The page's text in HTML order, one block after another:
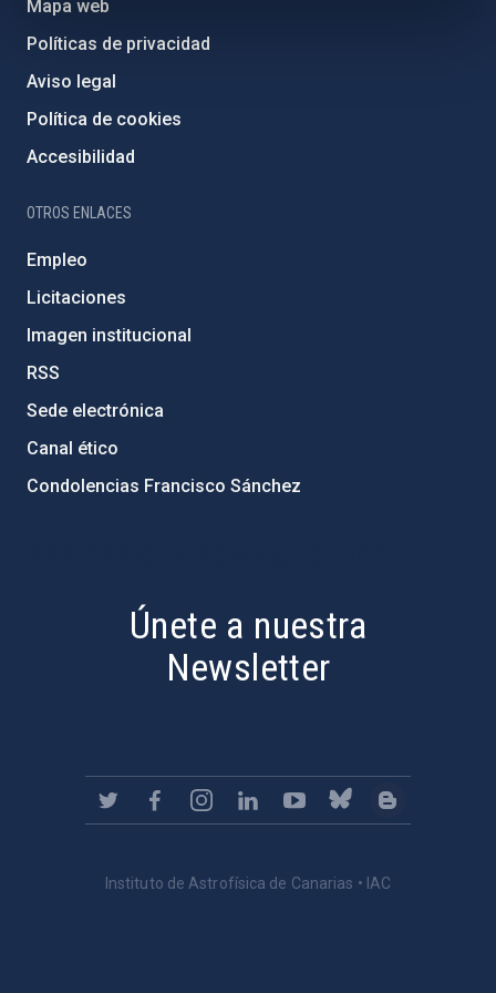
Mapa web
Políticas de privacidad
Aviso legal
Política de cookies
Accesibilidad
OTROS ENLACES
Empleo
Licitaciones
Imagen institucional
RSS
Sede electrónica
Canal ético
Condolencias Francisco Sánchez
Únete a nuestra
Newsletter
Instituto de Astrofísica de Canarias • IAC